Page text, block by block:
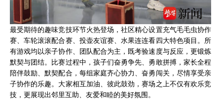
最受期待的趣味竞技环节火热登场，社区精心设置充气毛毛虫协作
赛、车轮滚滚配合赛、投壶友谊赛、水果连连看四大特色项目。所
有游戏均以亲子协作、团队配合为主，既考验速度与反应，更锻炼
默契与团结。比赛过程中，孩子们奋勇争先、勇敢拼搏，家长全程
陪伴鼓励、默契配合，每组家庭齐心协力、奋勇闯关，尽情享受亲
子协作的乐趣。大家相互加油、彼此鼓劲，赛场之上不仅有欢乐竞
技，更展现出邻里互助、友爱和睦的美好氛围。